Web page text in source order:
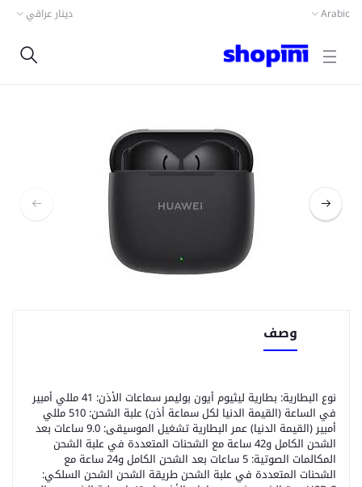
Arabic دينار عراقي
وصف
نوع البطارية: بطارية ليثيوم أيون بوليمر سماعات الأذن: 41 مللي أمبير
في الساعة (القيمة الدنيا لكل سماعة أذن) علبة الشحن: 510 مللي
أمبير (القيمة الدنيا) عمر البطارية تشغيل الموسيقى: 9.0 ساعات بعد
الشحن الكامل و42 ساعة مع الشحنات المتعددة في علبة الشحن
المكالمات الصوتية: 5 ساعات بعد الشحن الكامل و24 ساعة مع
الشحنات المتعددة في علبة الشحن طريقة الشحن الشحن السلكي: